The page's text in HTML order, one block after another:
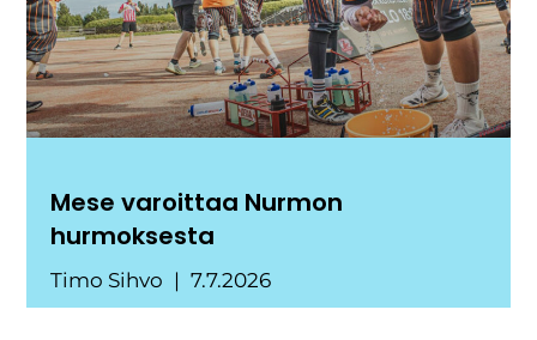
Mese varoittaa Nurmon
hurmoksesta
Timo Sihvo 7.7.2026